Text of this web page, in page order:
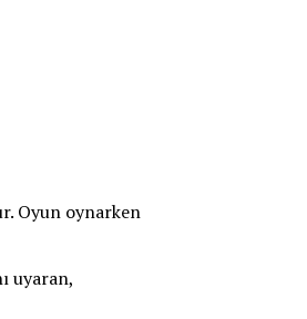
Oyun oynarken
uyaran,